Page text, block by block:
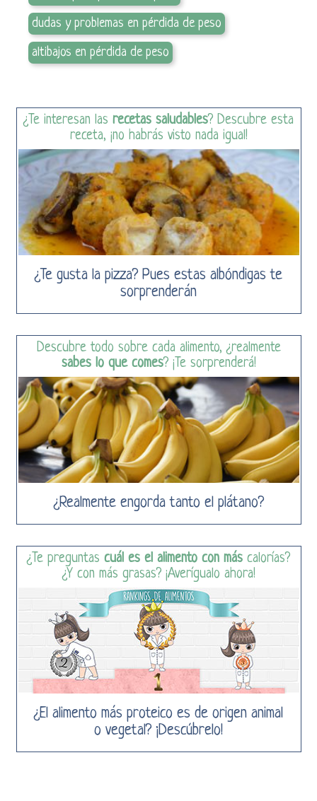
dudas y problemas en pérdida de peso
altibajos en pérdida de peso
¿Te interesan las recetas saludables? Descubre esta
receta, ¡no habrás visto nada igual!
¿Te gusta la pizza? Pues estas albóndigas te
sorprenderán
Descubre todo sobre cada alimento, ¿realmente
sabes lo que comes? ¡Te sorprenderá!
¿Realmente engorda tanto el plátano?
¿Te preguntas cuál es el alimento con más calorías?
¿Y con más grasas? ¡Averígualo ahora!
¿El alimento más proteico es de origen animal
o vegetal? ¡Descúbrelo!